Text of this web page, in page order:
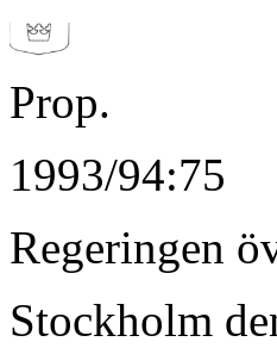
Prop.
1993/94:75
Regeringen
Stockholm